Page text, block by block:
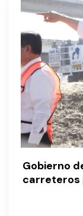
Gobierno
carreteros